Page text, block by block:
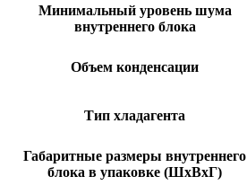
Минимальный уровень шума
внутреннего блока
Объем конденсации
Тип хладагента
Габаритные размеры внутреннего
блока в упаковке (ШxВxГ)